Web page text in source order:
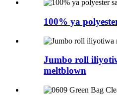
100% ya
Jumbo roll
meltblown